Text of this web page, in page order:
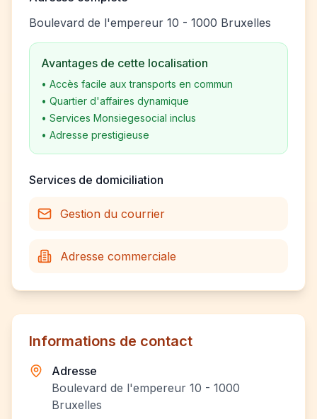
Boulevard de l'empereur 10 - 1000 Bruxelles
Avantages de cette localisation
• Accès facile aux transports en commun
• Quartier d'affaires dynamique
• Services Monsiegesocial inclus
• Adresse prestigieuse
Services de domiciliation
Gestion du courrier
Adresse commerciale
Informations de contact
Adresse
Boulevard de l'empereur 10 - 1000
Bruxelles